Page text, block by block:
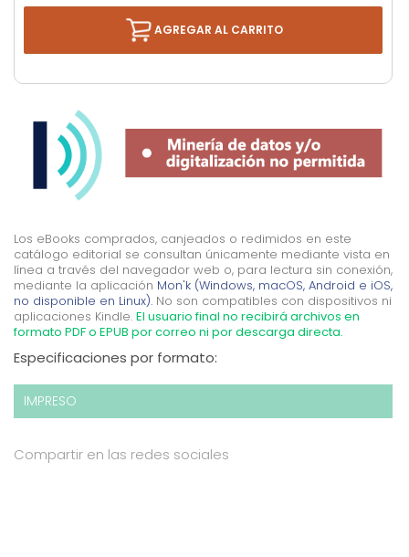
AGREGAR AL CARRITO
Los eBooks comprados, canjeados o redimidos en este
catálogo editorial se consultan únicamente mediante vista en
línea a través del navegador web o, para lectura sin conexión,
mediante la aplicación Mon'k (Windows, macOS, Android e iOS,
no disponible en Linux). No son compatibles con dispositivos ni
aplicaciones Kindle. El usuario final no recibirá archivos en
formato PDF o EPUB por correo ni por descarga directa.
Especificaciones por formato:
IMPRESO
Compartir en las redes sociales